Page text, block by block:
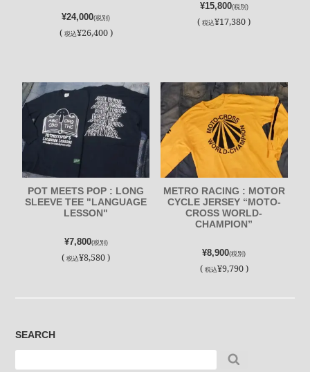
¥24,000(税別)
( 税込¥26,400 )
¥15,800(税別)
(税込¥17,380 )
POT MEETS POP : LONG
SLEEVE TEE "LANGUAGE
LESSON"
¥7,800(税別)
(税込¥8,580 )
METRO RACING : MOTOR
CYCLE JERSEY “MOTO-
CROSS WORLD-
CHAMPION”
¥8,900(税別)
( 税込¥9,790 )
SEARCH